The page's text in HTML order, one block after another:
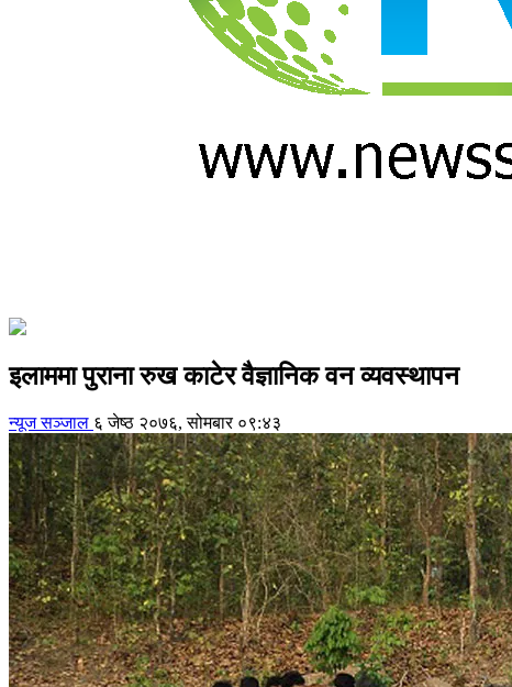
इलाममा पुराना रुख काटेर वैज्ञानिक वन व्यवस्थापन
न्यूज सञ्जाल ६ जेष्ठ २०७६, सोमबार ०९:४३